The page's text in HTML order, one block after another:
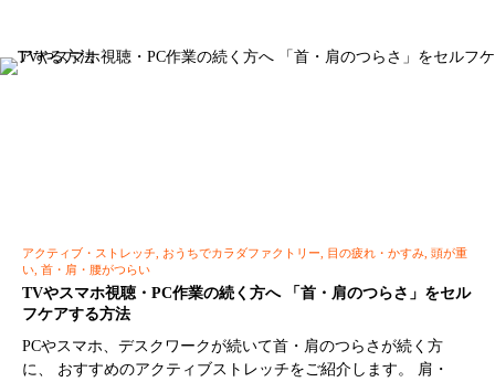
アクティブ・ストレッチ, おうちでカラダファクトリー, 目の疲れ・かすみ, 頭が重
い, 首・肩・腰がつらい
TVやスマホ視聴・PC作業の続く方へ 「首・肩のつらさ」をセル
フケアする方法
PCやスマホ、デスクワークが続いて首・肩のつらさが続く方
に、 おすすめのアクティブストレッチをご紹介します。 肩・